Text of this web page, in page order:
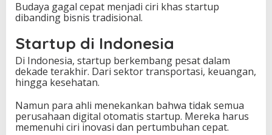
Budaya gagal cepat menjadi ciri khas startup
dibanding bisnis tradisional.
Startup di Indonesia
Di Indonesia, startup berkembang pesat dalam
dekade terakhir. Dari sektor transportasi, keuangan,
hingga kesehatan.
Namun para ahli menekankan bahwa tidak semua
perusahaan digital otomatis startup. Mereka harus
memenuhi ciri inovasi dan pertumbuhan cepat.